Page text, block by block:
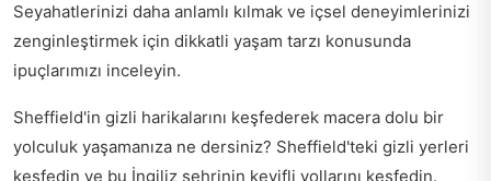
Seyahatlerinizi daha anlamlı kılmak ve içsel deneyimlerinizi
zenginleştirmek için dikkatli yaşam tarzı konusunda
ipuçlarımızı inceleyin.
Sheffield'in gizli harikalarını keşfederek macera dolu bir
yolculuk yaşamanıza ne dersiniz? Sheffield'teki gizli yerleri
keşfedin ve bu İngiliz şehrinin keyifli yollarını keşfedin.